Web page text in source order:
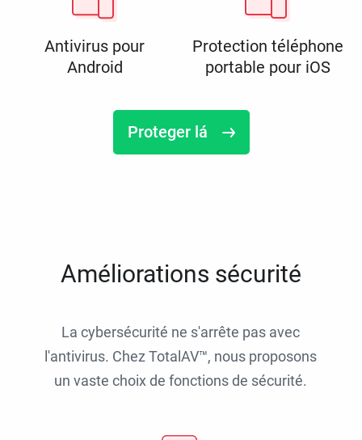
Antivirus pour
Android
Protection téléphone
portable pour iOS
Proteger lá
Améliorations sécurité
La cybersécurité ne s'arrête pas avec
l'antivirus. Chez TotalAV™, nous proposons
un vaste choix de fonctions de sécurité.